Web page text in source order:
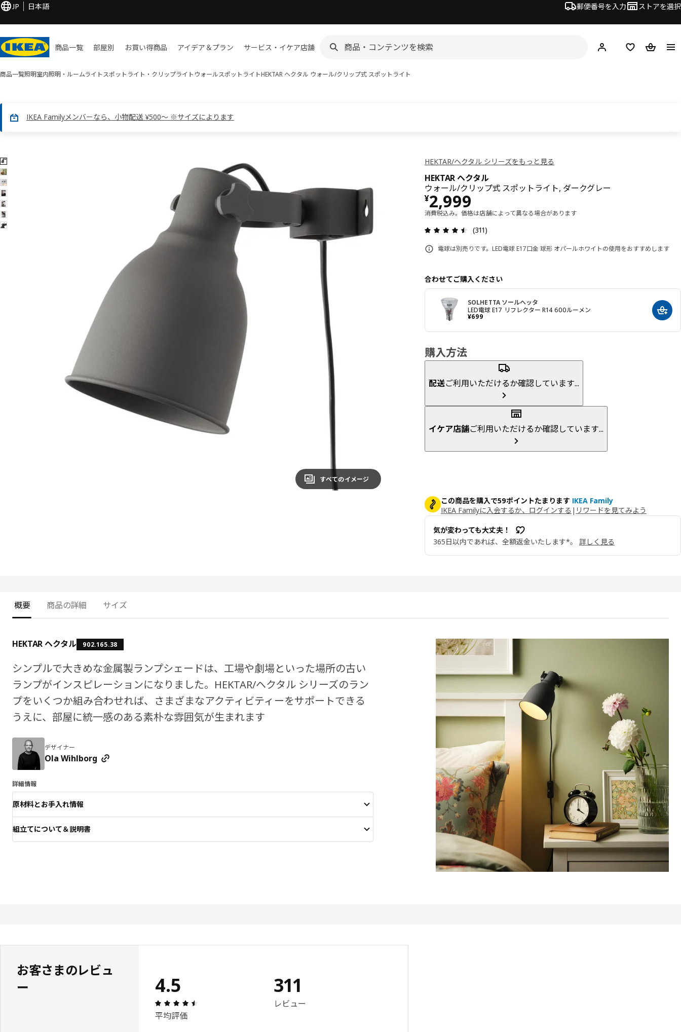
JP 日本語 郵便番号を入力 ストアを選択
商品一覧 部屋別 お買い​得商品 アイデア＆プラン サービス・イケア店舗 ログイン・新規入会
欲しいものリスト
カート
商品一覧照明室内照明・ルームライトスポットライト・クリップライト ウォールスポットライトHEKTAR ヘクタル ウォール/クリップ式 スポットライト
IKEA Familyメンバーなら、小物配送 ¥500～ ※サイズによります
7 HEKTAR ヘクタル画像
スキップ
Image zoomed out, normal view
すべてのイメージ
HEKTAR/ヘクタル シリーズをもっと見る
HEKTAR ヘクタル
ウォール/クリップ式 スポットライト, ダークグレー
¥2,999
価格 ¥ 2999
消費税込み。価格は店舗によって異なる場合があります
(311)
電球は別売りです。LED電球 E17口金 球形 オパールホワイトの使用をおすすめします
合わせてご購入ください
SOLHETTA ソールヘッタ
LED電球 E17 リフレクター R14 600ルーメン
¥699
価格 ¥ 699 カー
購入方法
配送ご利用いただけるか確認しています...
イケア店舗ご利用いただけるか確認しています...
この商品を購入で59ポイントたまります IKEA Family
IKEA Familyに入会するか、ログインする | リワードを見てみよう
気が変わっても大丈夫！
365日以内であれば、全額返金いたします*。
詳しく見る
概要 商品の詳細 サイズ
HEKTAR ヘクタル 902.165.38
シンプルで大きめな金属製ランプシェードは、工場や劇場といった場所の古い
ランプがインスピレーションになりました。HEKTAR/ヘクタル シリーズのラン
プをいくつか組み合わせれば、さまざまなアクティビティーをサポートできる
うえに、部屋に統一感のある素朴な雰囲気が生まれます
デザイナー
Ola Wihlborg
詳細情報
原材料とお手入れ情報
組立てについて＆説明書
お客さまのレビュ
ー
4.5
レビュー: 4.5 5 星の数 総レビュー: 311
平均評価
311
レビュー